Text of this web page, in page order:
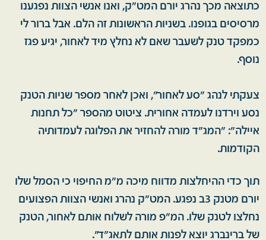
כתוצאה מכך נהרג יורם המט"ק, ואנו אנשי הצוות נפגענו
מרסיסים בגופנו. בשניות הראשונות זה הלם. אבל ברור לי
כמפקד טנק לשעבר שאם לא נחלץ מיד לאחור, יגיע פגז
נוסף.
צעקתי לנהג "סע לאחור", ואכן לאחר מספר שניות הטנק
נסע וירדנו לעמדה אחורית. ציטוט מהספר "כל תחנות
איילה": "המג"ד מורה להחזיר את הפלוגה לעמדותיה
הקודמות.
תוך כדי ההיחלצות מדווח מיכה מ"מ החיפוי כי הסמל שלו
יורם מטנק 3ב נפגע. המט"ק נהרג ואנשי הצוות הפצועים
נחלצו לטנק שלו. המ"פ מורה לשלוח אותם לאחור, הטנק
של ברינברג יוצא לפנות אותם לתאג"ד".